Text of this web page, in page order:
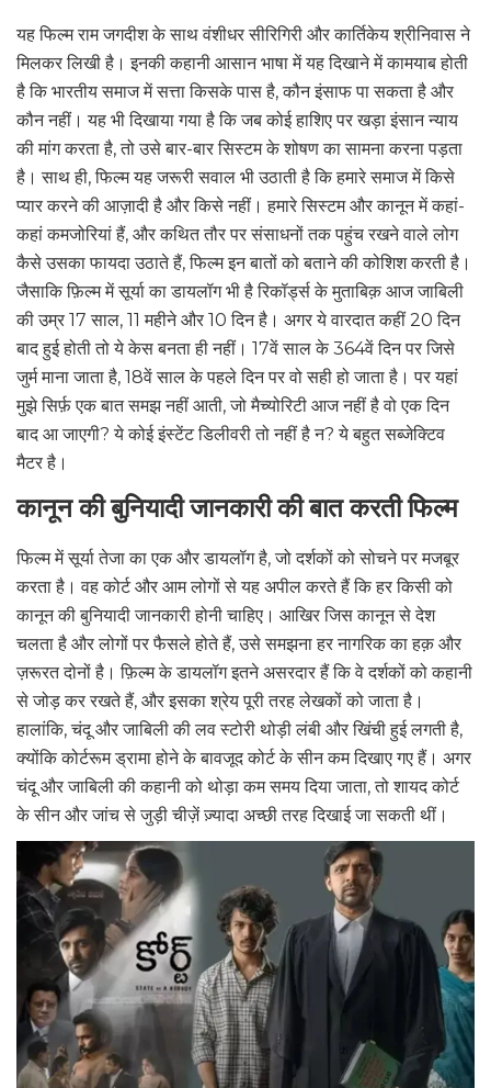
यह फिल्म राम जगदीश के साथ वंशीधर सीरिगिरी और कार्तिकेय श्रीनिवास ने
मिलकर लिखी है। इनकी कहानी आसान भाषा में यह दिखाने में कामयाब होती
है कि भारतीय समाज में सत्ता किसके पास है, कौन इंसाफ पा सकता है और
कौन नहीं। यह भी दिखाया गया है कि जब कोई हाशिए पर खड़ा इंसान न्याय
की मांग करता है, तो उसे बार-बार सिस्टम के शोषण का सामना करना पड़ता
है। साथ ही, फिल्म यह जरूरी सवाल भी उठाती है कि हमारे समाज में किसे
प्यार करने की आज़ादी है और किसे नहीं। हमारे सिस्टम और कानून में कहां-
कहां कमजोरियां हैं, और कथित तौर पर संसाधनों तक पहुंच रखने वाले लोग
कैसे उसका फायदा उठाते हैं, फिल्म इन बातों को बताने की कोशिश करती है।
जैसाकि फ़िल्म में सूर्या का डायलॉग भी है रिकॉर्ड्स के मुताबिक़ आज जाबिली
की उम्र 17 साल, 11 महीने और 10 दिन है। अगर ये वारदात कहीं 20 दिन
बाद हुई होती तो ये केस बनता ही नहीं। 17वें साल के 364वें दिन पर जिसे
जुर्म माना जाता है, 18वें साल के पहले दिन पर वो सही हो जाता है। पर यहां
मुझे सिर्फ़ एक बात समझ नहीं आती, जो मैच्योरिटी आज नहीं है वो एक दिन
बाद आ जाएगी? ये कोई इंस्टेंट डिलीवरी तो नहीं है न? ये बहुत सब्जेक्टिव
मैटर है।
कानून की बुनियादी जानकारी की बात करती फिल्म
फिल्म में सूर्या तेजा का एक और डायलॉग है, जो दर्शकों को सोचने पर मजबूर
करता है। वह कोर्ट और आम लोगों से यह अपील करते हैं कि हर किसी को
कानून की बुनियादी जानकारी होनी चाहिए। आखिर जिस कानून से देश
चलता है और लोगों पर फैसले होते हैं, उसे समझना हर नागरिक का हक़ और
ज़रूरत दोनों है। फ़िल्म के डायलॉग इतने असरदार हैं कि वे दर्शकों को कहानी
से जोड़ कर रखते हैं, और इसका श्रेय पूरी तरह लेखकों को जाता है।
हालांकि, चंदू और जाबिली की लव स्टोरी थोड़ी लंबी और खिंची हुई लगती है,
क्योंकि कोर्टरूम ड्रामा होने के बावजूद कोर्ट के सीन कम दिखाए गए हैं। अगर
चंदू और जाबिली की कहानी को थोड़ा कम समय दिया जाता, तो शायद कोर्ट
के सीन और जांच से जुड़ी चीज़ें ज़्यादा अच्छी तरह दिखाई जा सकती थीं।